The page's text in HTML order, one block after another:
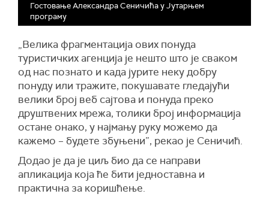
Гостовање Александра Сеничића у Јутарњем
програму
„Велика фрагментација ових понуда
туристичких агенција је нешто што је сваком
од нас познато и када јурите неку добру
понуду или тражите, покушавате гледајући
велики број веб сајтова и понуда преко
друштвених мрежа, толики број информација
остане онако, у најмању руку можемо да
кажемо – будете збуњени”, рекао је Сеничић.
Додао је да је циљ био да се направи
апликација која ће бити једноставна и
практична за коришћење.